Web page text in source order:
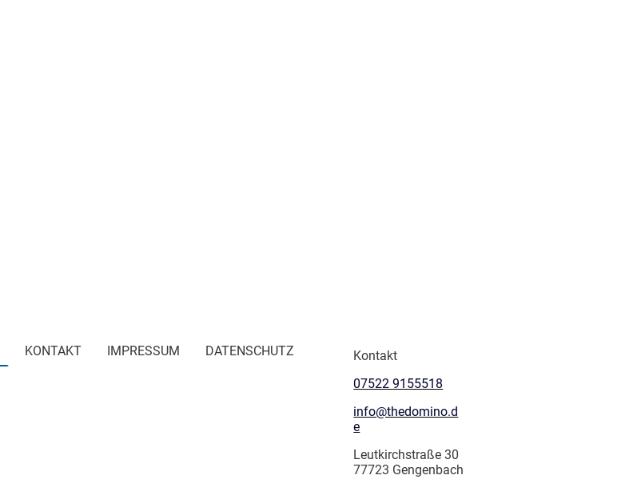
KONTAKT IMPRESSUM DATENSCHUTZ
Kontakt
07522 9155518
info@thedomino.d
e
Leutkirchstraße 30
77723 Gengenbach